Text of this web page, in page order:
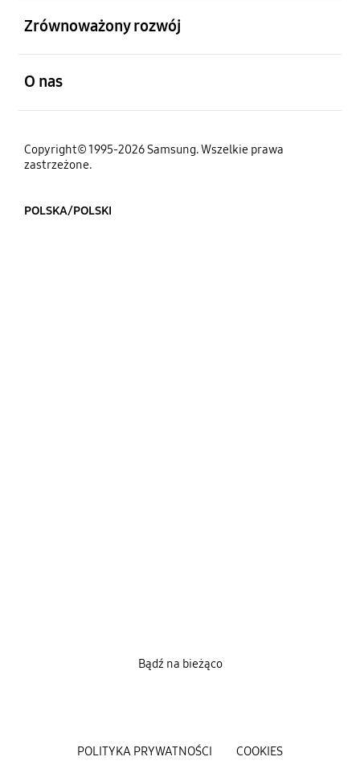
Zrównoważony rozwój
O nas
Copyright© 1995-2026 Samsung. Wszelkie prawa
zastrzeżone.
POLSKA/POLSKI
POLITYKA PRYWATNOŚCI COOKIES
Bądź na bieżąco